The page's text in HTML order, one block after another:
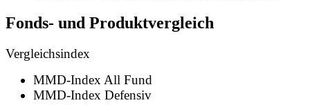
Fonds- und Produktvergleich
Vergleichsindex
MMD-Index All Fund
MMD-Index Defensiv